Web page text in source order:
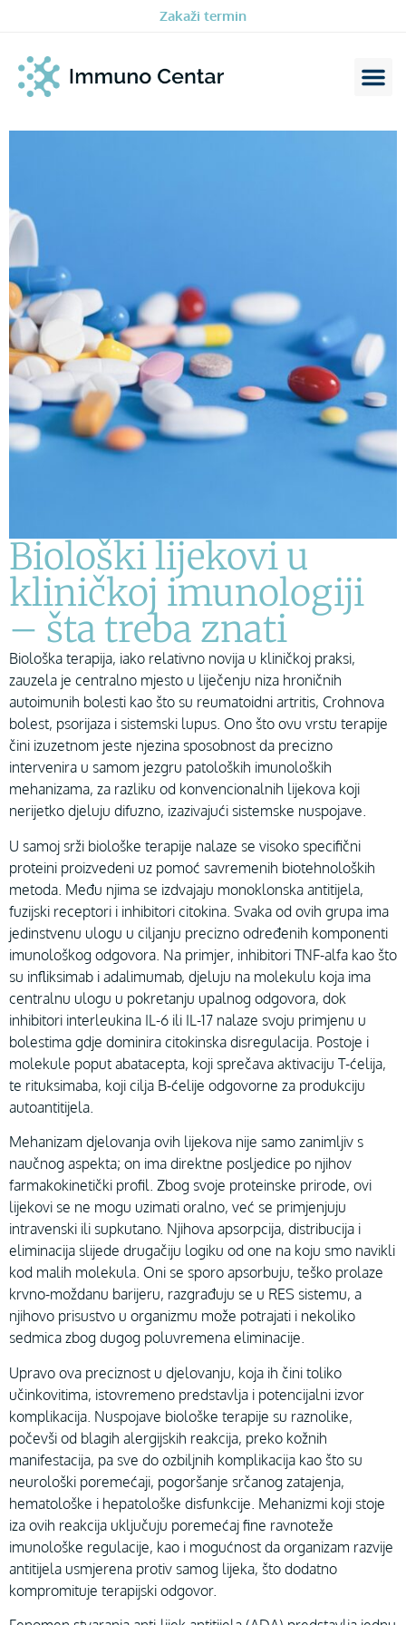
Zakaži termin
Biološki lijekovi u
kliničkoj imunologiji
– šta treba znati
Biološka terapija, iako relativno novija u kliničkoj praksi,
zauzela je centralno mjesto u liječenju niza hroničnih
autoimunih bolesti kao što su reumatoidni artritis, Crohnova
bolest, psorijaza i sistemski lupus. Ono što ovu vrstu terapije
čini izuzetnom jeste njezina sposobnost da precizno
intervenira u samom jezgru patoloških imunoloških
mehanizama, za razliku od konvencionalnih lijekova koji
nerijetko djeluju difuzno, izazivajući sistemske nuspojave.
U samoj srži biološke terapije nalaze se visoko specifični
proteini proizvedeni uz pomoć savremenih biotehnoloških
metoda. Među njima se izdvajaju monoklonska antitijela,
fuzijski receptori i inhibitori citokina. Svaka od ovih grupa ima
jedinstvenu ulogu u ciljanju precizno određenih komponenti
imunološkog odgovora. Na primjer, inhibitori TNF-alfa kao što
su infliksimab i adalimumab, djeluju na molekulu koja ima
centralnu ulogu u pokretanju upalnog odgovora, dok
inhibitori interleukina IL-6 ili IL-17 nalaze svoju primjenu u
bolestima gdje dominira citokinska disregulacija. Postoje i
molekule poput abatacepta, koji sprečava aktivaciju T-ćelija,
te rituksimaba, koji cilja B-ćelije odgovorne za produkciju
autoantitijela.
Mehanizam djelovanja ovih lijekova nije samo zanimljiv s
naučnog aspekta; on ima direktne posljedice po njihov
farmakokinetički profil. Zbog svoje proteinske prirode, ovi
lijekovi se ne mogu uzimati oralno, već se primjenjuju
intravenski ili supkutano. Njihova apsorpcija, distribucija i
eliminacija slijede drugačiju logiku od one na koju smo navikli
kod malih molekula. Oni se sporo apsorbuju, teško prolaze
krvno-moždanu barijeru, razgrađuju se u RES sistemu, a
njihovo prisustvo u organizmu može potrajati i nekoliko
sedmica zbog dugog poluvremena eliminacije.
Upravo ova preciznost u djelovanju, koja ih čini toliko
učinkovitima, istovremeno predstavlja i potencijalni izvor
komplikacija. Nuspojave biološke terapije su raznolike,
počevši od blagih alergijskih reakcija, preko kožnih
manifestacija, pa sve do ozbiljnih komplikacija kao što su
neurološki poremećaji, pogoršanje srčanog zatajenja,
hematološke i hepatološke disfunkcije. Mehanizmi koji stoje
iza ovih reakcija uključuju poremećaj fine ravnoteže
imunološke regulacije, kao i mogućnost da organizam razvije
antitijela usmjerena protiv samog lijeka, što dodatno
kompromituje terapijski odgovor.